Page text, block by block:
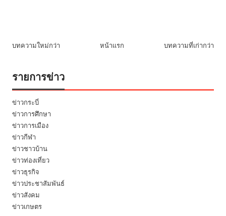
บทความใหม่กว่า บทความที่เก่ากว่า
หน้าแรก
รายการข่าว
ข่าวกระบี่
ข่าวการศึกษา
ข่าวการเมือง
ข่าวกีฬา
ข่าวชาวบ้าน
ข่าวท่องเที่ยว
ข่าวธุรกิจ
ข่าวประชาสัมพันธ์
ข่าวสังคม
ข่าวเกษตร